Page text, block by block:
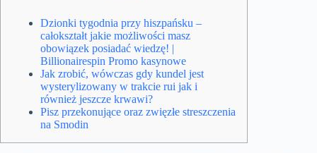
Dzionki tygodnia przy hiszpańsku –
całokształt jakie możliwości masz
obowiązek posiadać wiedzę! |
Billionairespin Promo kasynowe
Jak zrobić, wówczas gdy kundel jest
wysterylizowany w trakcie rui jak i
również jeszcze krwawi?
Pisz przekonujące oraz zwięzłe streszczenia
na Smodin